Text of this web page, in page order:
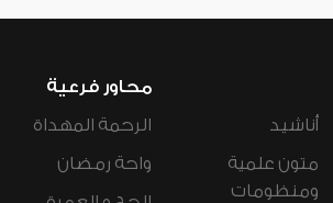
أناشيد
متون علمية
ومنظومات
محاور فرعية
الرحمة المهداة
واحة رمضان